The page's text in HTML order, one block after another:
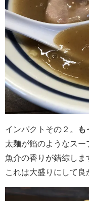
インパクトその２。 も
太麺が餡のようなスー
魚介の香りが錯綜しま
これは大盛りにして良